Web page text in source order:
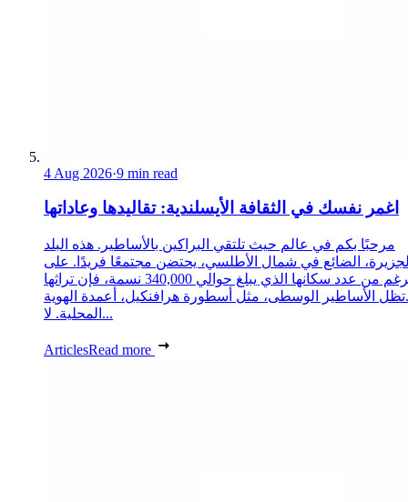
4 Aug 2026·9 min read
اغمر نفسك في الثقافة الأيسلندية: تقاليدها وعاداتها
مرحبًا بكم في عالم حيث تلتقي البراكين بالأساطير. هذه البلد
الضائع في شمال الأطلسي، يحتضن مجتمعًا فريدًا. على
الرغم من عدد سكانها الذي يبلغ حوالي 340,000 نسمة، فإن تراثها
الأساطير الوسطى، مثل أسطورة هرافنكيل، أعمدة الهوية
المحلية. لا...
ArticlesRead more